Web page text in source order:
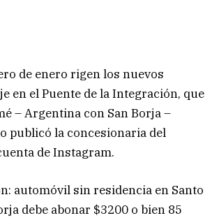
de enero rigen los nuevos
en el Puente de la Integración, que
– Argentina con San Borja –
publicó la concesionaria del
de Instagram.
automóvil sin residencia en Santo
debe abonar $3200 o bien 85